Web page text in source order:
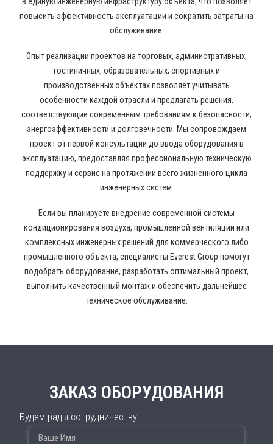
повысить эффективность эксплуатации и сократить затраты на
обслуживание.
Опыт реализации проектов на торговых, административных,
гостиничных, образовательных, спортивных и
производственных объектах позволяет учитывать
особенности каждой отрасли и предлагать решения,
соответствующие современным требованиям к безопасности,
энергоэффективности и долговечности. Мы сопровождаем
проект от первой консультации до ввода оборудования в
эксплуатацию, предоставляя профессиональную техническую
поддержку и сервис на протяжении всего жизненного цикла
инженерных систем.
Если вы планируете внедрение современной системы
кондиционирования воздуха, промышленной вентиляции или
комплексных инженерных решений для коммерческого либо
промышленного объекта, специалисты Everest Group помогут
подобрать оборудование, разработать оптимальный проект,
выполнить качественный монтаж и обеспечить дальнейшее
техническое обслуживание.
ЗАКАЗ ОБОРУДОВАНИЯ
Будем рады сотрудничеству!